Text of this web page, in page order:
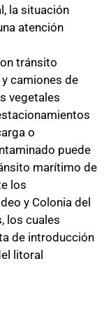
la situación
atención
tránsito
camiones de
vegetales
o
puede
marítimo de
los
y Colonia del
los cuales
de introducción
litoral